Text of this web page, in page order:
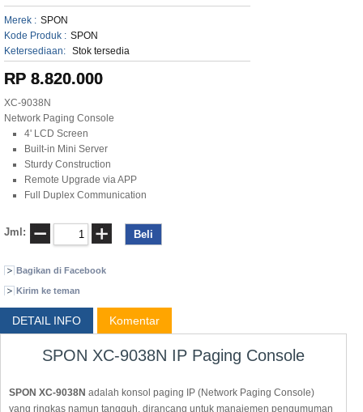
Merek : SPON
Kode Produk : SPON
Ketersediaan: Stok tersedia
RP 8.820.000
XC-9038N
Network Paging Console
4' LCD Screen
Built-in Mini Server
Sturdy Construction
Remote Upgrade via APP
Full Duplex Communication
Jml:
Bagikan di Facebook
Kirim ke teman
DETAIL INFO Komentar
SPON XC-9038N IP Paging Console
SPON XC-9038N adalah konsol paging IP (Network Paging Console)
yang ringkas namun tangguh, dirancang untuk manajemen pengumuman